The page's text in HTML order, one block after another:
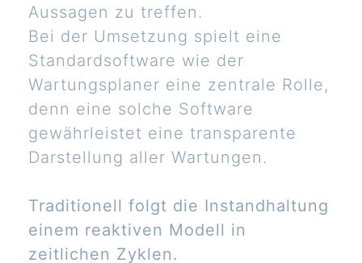
Aussagen zu treffen.
Bei der Umsetzung spielt eine
Standardsoftware wie der
Wartungsplaner eine zentrale Rolle,
denn eine solche Software
gewährleistet eine transparente
Darstellung aller Wartungen.
Traditionell folgt die Instandhaltung
einem reaktiven Modell in
zeitlichen Zyklen.